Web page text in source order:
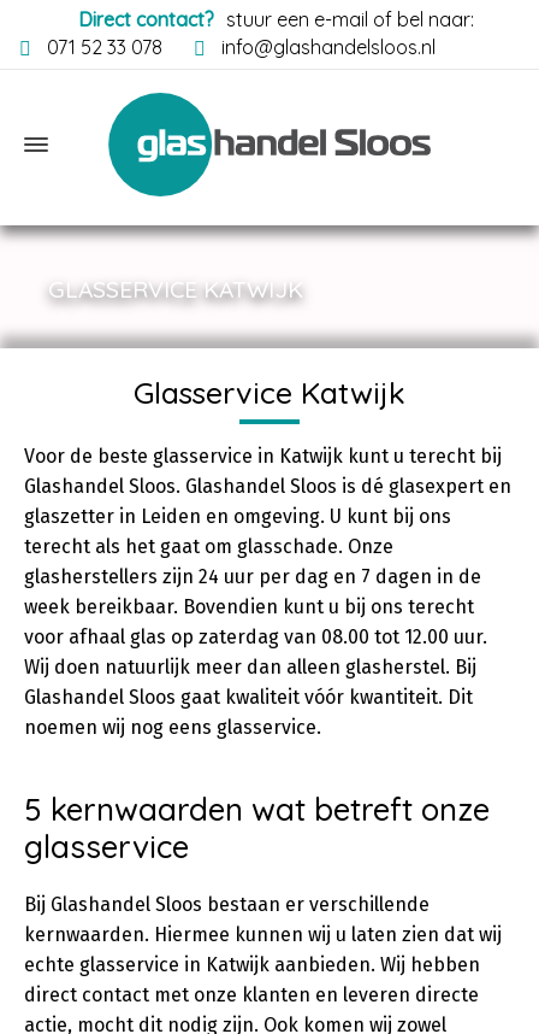
Direct contact? stuur een e-mail of bel naar:
071 52 33 078
info@glashandelsloos.nl
GLASSERVICE KATWIJK
Glasservice Katwijk
Voor de beste glasservice in Katwijk kunt u terecht bij
Glashandel Sloos. Glashandel Sloos is dé glasexpert en
glaszetter in Leiden en omgeving. U kunt bij ons
terecht als het gaat om glasschade. Onze
glasherstellers zijn 24 uur per dag en 7 dagen in de
week bereikbaar. Bovendien kunt u bij ons terecht
voor afhaal glas op zaterdag van 08.00 tot 12.00 uur.
Wij doen natuurlijk meer dan alleen glasherstel. Bij
Glashandel Sloos gaat kwaliteit vóór kwantiteit. Dit
noemen wij nog eens glasservice.
5 kernwaarden wat betreft onze
glasservice
Bij Glashandel Sloos bestaan er verschillende
kernwaarden. Hiermee kunnen wij u laten zien dat wij
echte glasservice in Katwijk aanbieden. Wij hebben
direct contact met onze klanten en leveren directe
actie, mocht dit nodig zijn. Ook komen wij zowel